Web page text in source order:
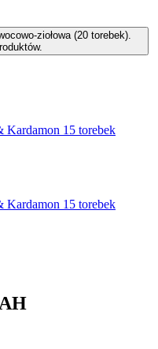
ziołowa (20 torebek).
Kardamon 15 torebek
Kardamon 15 torebek